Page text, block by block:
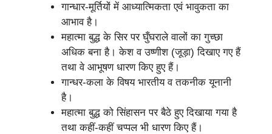
गान्धार-मूर्तियों में आध्यात्मिकता एवं भावुकता का
आभाव है।
महात्मा बुद्ध के सिर पर घुँघराले वालों का गुच्छा
अधिक बना है। केश व उष्णीश (जूड़ा) दिखाए गए हैं
तथा वे आभूषण धारण किए हुए हैं।
गान्धर-कला के विषय भारतीय व तकनीक यूनानी
है।
महात्मा बुद्ध को सिंहासन पर बैठे हुए दिखाया गया है
तथा कहीं-कहीं चप्पल भी धारण किए हैं।